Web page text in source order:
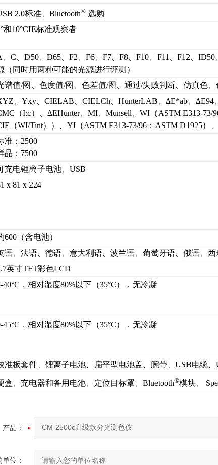
2.0标准、Bluetooth® 选购
和10°CIE标准观察者
、C、D50、D65、F2、F6、F7、F8、F10、F11、F12、
（同时用两种可能的光源进行评测）
谱值/图、色度值/图、色差值/图、通过/失败判断、仿真色
、Yxy、CIELAB、CIELCh、HunterLAB、∆E*ab、∆E94
（I:c）、∆EHunter、MI、Munsell、WI（ASTM E313-73/
（WI/Tint））、YI（ASTM E313-73/96；ASTM D1925）
准：2500
品：7500
充电锂离子电池、USB
x 81 x 224
600（含电池）
语、法语、德语、意大利语、波兰语、葡萄牙语、俄语、
英寸TFT彩色LCD
40°C，相对湿度80%以下（35°C），无冷凝
45°C，相对湿度80%以下（35°C），无冷凝
准板套件、锂离子电池、扁平型电池盖、腕带、USB电缆、
盒、充电器和备用电池、定位目标罩、Bluetooth®模块、
产品：
位：